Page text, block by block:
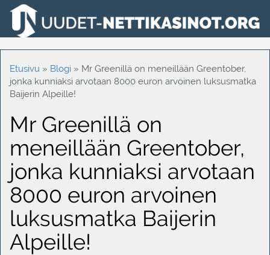
Etusivu » Blogi » Mr Greenillä on meneillään Greentober,
jonka kunniaksi arvotaan 8000 euron arvoinen luksusmatka
Baijerin Alpeille!
Mr Greenillä on
meneillään Greentober,
jonka kunniaksi arvotaan
8000 euron arvoinen
luksusmatka Baijerin
Alpeille!